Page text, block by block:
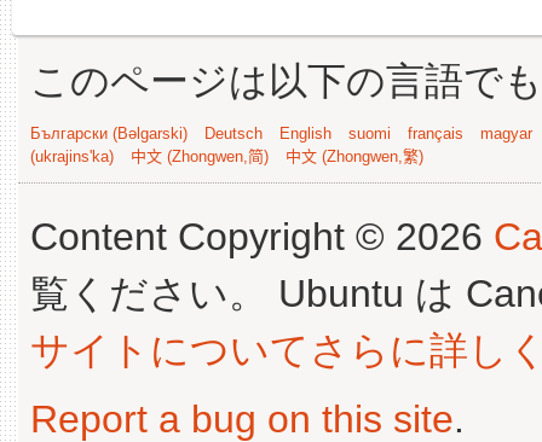
このページは以下の言語で
Български (Bəlgarski) Deutsch English suomi français
magyar
(ukrajins'ka)
中文 (Zhongwen,简) 中文 (Zhongwen,繁)
Content Copyright © 2026
覧ください。 Ubuntu は
サイトについてさらに詳し
Report a bug on this site.